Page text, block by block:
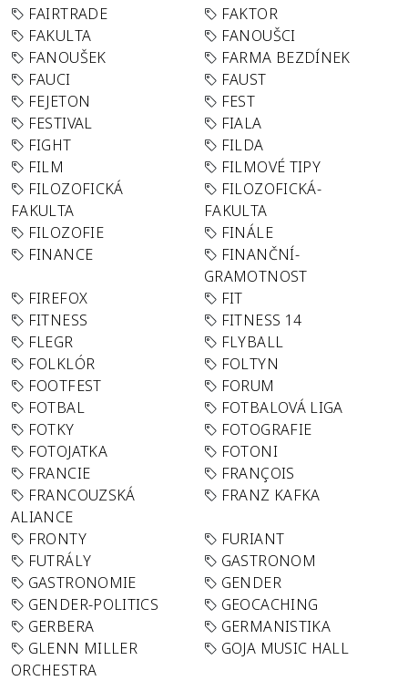
FAIRTRADE
FAKTOR
FAKULTA
FANOUŠCI
FANOUŠEK
FARMA BEZDÍNEK
FAUCI
FAUST
FEJETON
FEST
FESTIVAL
FIALA
FIGHT
FILDA
FILM
FILMOVÉ TIPY
FILOZOFICKÁ
FAKULTA
FILOZOFICKÁ-
FAKULTA
FILOZOFIE
FINÁLE
FINANCE
FINANČNÍ-
GRAMOTNOST
FIREFOX
FIT
FITNESS
FITNESS 14
FLEGR
FLYBALL
FOLKLÓR
FOLTYN
FOOTFEST
FORUM
FOTBAL
FOTBALOVÁ LIGA
FOTKY
FOTOGRAFIE
FOTOJATKA
FOTONI
FRANCIE
FRANÇOIS
FRANCOUZSKÁ
ALIANCE
FRANZ KAFKA
FRONTY
FURIANT
FUTRÁLY
GASTRONOM
GASTRONOMIE
GENDER
GENDER-POLITICS
GEOCACHING
GERBERA
GERMANISTIKA
GLENN MILLER
ORCHESTRA
GOJA MUSIC HALL